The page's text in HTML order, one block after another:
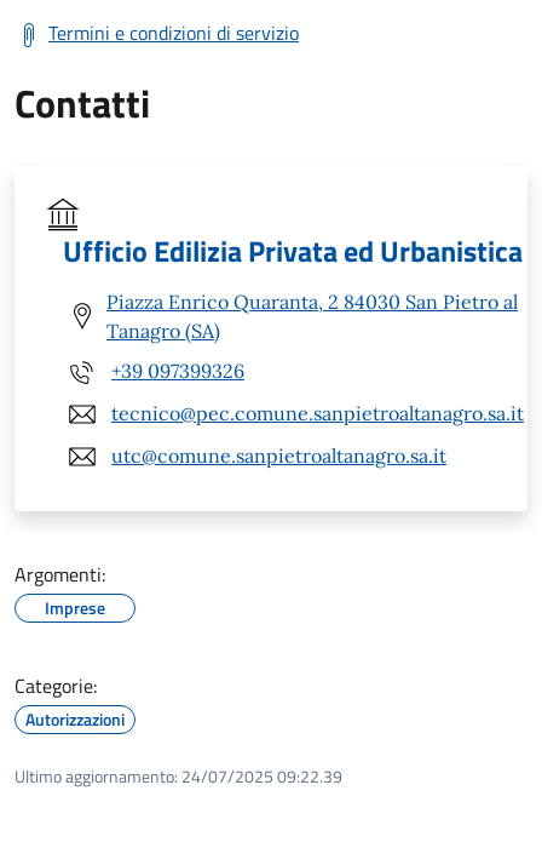
Termini e condizioni di servizio
Contatti
Ufficio Edilizia Privata ed Urbanistica
Piazza Enrico Quaranta, 2 84030 San Pietro al
Tanagro (SA)
+39 097399326
tecnico@pec.comune.sanpietroaltanagro.sa.it
utc@comune.sanpietroaltanagro.sa.it
Argomenti:
Imprese
Categorie:
Autorizzazioni
Ultimo aggiornamento: 24/07/2025 09:22.39